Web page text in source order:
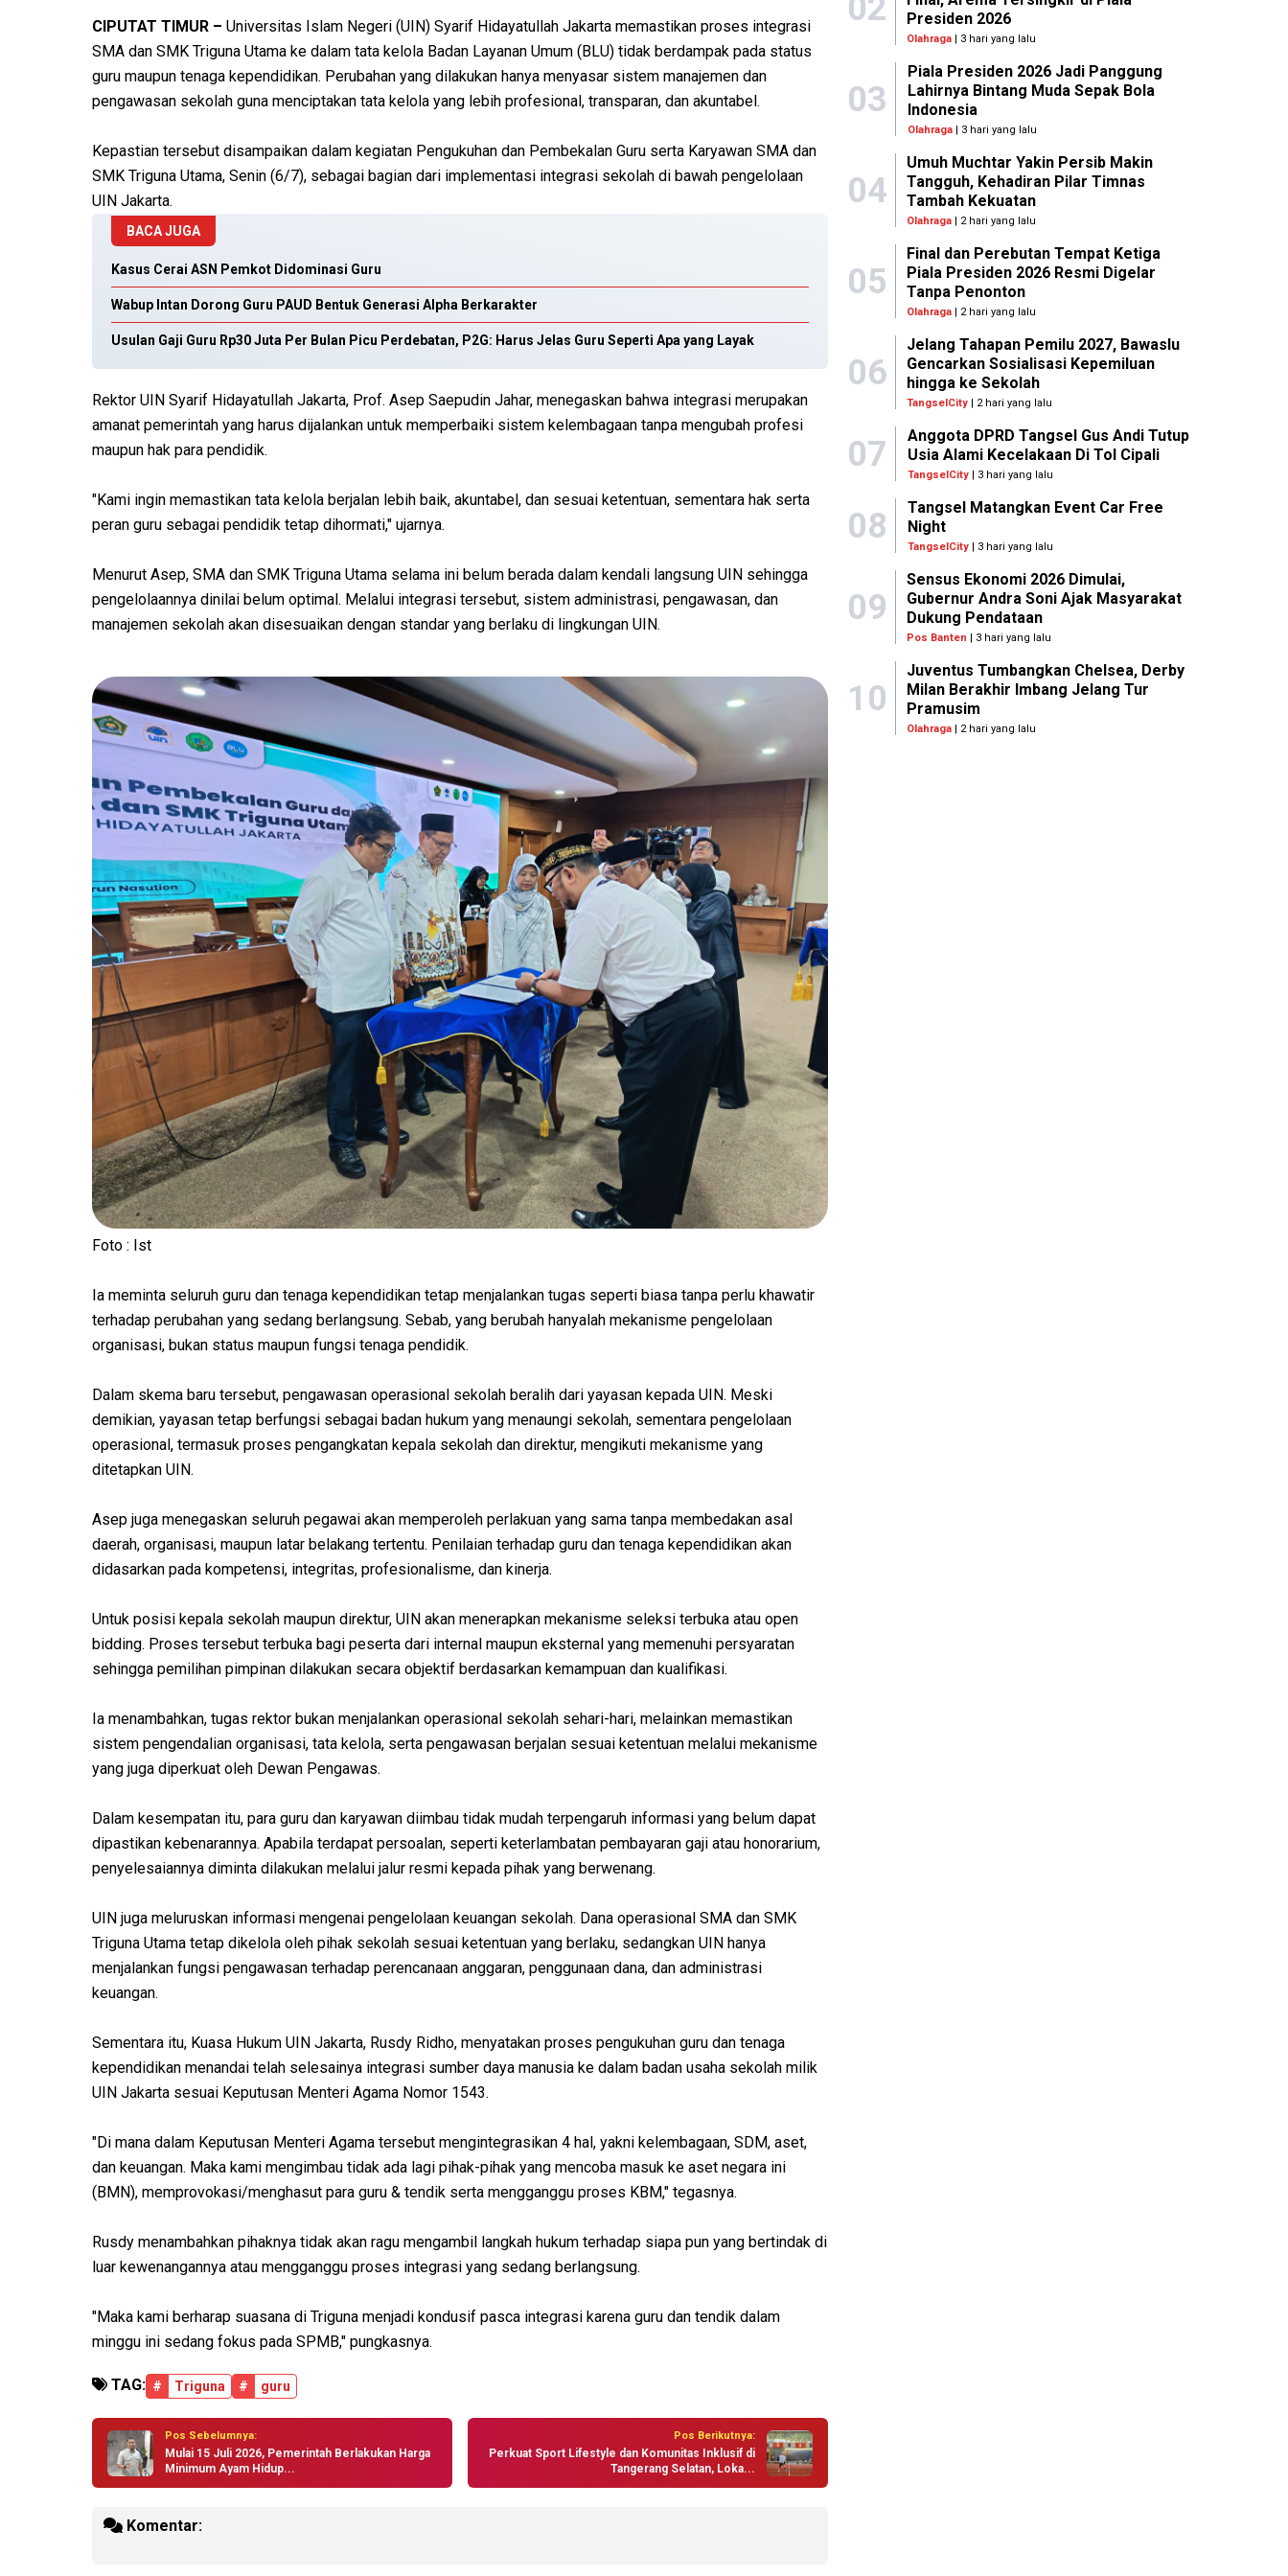
CIPUTAT TIMUR – Universitas Islam Negeri (UIN) Syarif Hidayatullah Jakarta memastikan proses integrasi
SMA dan SMK Triguna Utama ke dalam tata kelola Badan Layanan Umum (BLU) tidak berdampak pada status
guru maupun tenaga kependidikan. Perubahan yang dilakukan hanya menyasar sistem manajemen dan
pengawasan sekolah guna menciptakan tata kelola yang lebih profesional, transparan, dan akuntabel.
Kepastian tersebut disampaikan dalam kegiatan Pengukuhan dan Pembekalan Guru serta Karyawan SMA dan
SMK Triguna Utama, Senin (6/7), sebagai bagian dari implementasi integrasi sekolah di bawah pengelolaan
UIN Jakarta.
BACA JUGA
Kasus Cerai ASN Pemkot Didominasi Guru
Wabup Intan Dorong Guru PAUD Bentuk Generasi Alpha Berkarakter
Usulan Gaji Guru Rp30 Juta Per Bulan Picu Perdebatan, P2G: Harus Jelas Guru Seperti Apa yang Layak
Rektor UIN Syarif Hidayatullah Jakarta, Prof. Asep Saepudin Jahar, menegaskan bahwa integrasi merupakan
amanat pemerintah yang harus dijalankan untuk memperbaiki sistem kelembagaan tanpa mengubah profesi
maupun hak para pendidik.
"Kami ingin memastikan tata kelola berjalan lebih baik, akuntabel, dan sesuai ketentuan, sementara hak serta
peran guru sebagai pendidik tetap dihormati," ujarnya.
Menurut Asep, SMA dan SMK Triguna Utama selama ini belum berada dalam kendali langsung UIN sehingga
pengelolaannya dinilai belum optimal. Melalui integrasi tersebut, sistem administrasi, pengawasan, dan
manajemen sekolah akan disesuaikan dengan standar yang berlaku di lingkungan UIN.
Foto : Ist
Ia meminta seluruh guru dan tenaga kependidikan tetap menjalankan tugas seperti biasa tanpa perlu khawatir
terhadap perubahan yang sedang berlangsung. Sebab, yang berubah hanyalah mekanisme pengelolaan
organisasi, bukan status maupun fungsi tenaga pendidik.
Dalam skema baru tersebut, pengawasan operasional sekolah beralih dari yayasan kepada UIN. Meski
demikian, yayasan tetap berfungsi sebagai badan hukum yang menaungi sekolah, sementara pengelolaan
operasional, termasuk proses pengangkatan kepala sekolah dan direktur, mengikuti mekanisme yang
ditetapkan UIN.
Asep juga menegaskan seluruh pegawai akan memperoleh perlakuan yang sama tanpa membedakan asal
daerah, organisasi, maupun latar belakang tertentu. Penilaian terhadap guru dan tenaga kependidikan akan
didasarkan pada kompetensi, integritas, profesionalisme, dan kinerja.
Untuk posisi kepala sekolah maupun direktur, UIN akan menerapkan mekanisme seleksi terbuka atau open
bidding. Proses tersebut terbuka bagi peserta dari internal maupun eksternal yang memenuhi persyaratan
sehingga pemilihan pimpinan dilakukan secara objektif berdasarkan kemampuan dan kualifikasi.
Ia menambahkan, tugas rektor bukan menjalankan operasional sekolah sehari-hari, melainkan memastikan
sistem pengendalian organisasi, tata kelola, serta pengawasan berjalan sesuai ketentuan melalui mekanisme
yang juga diperkuat oleh Dewan Pengawas.
Dalam kesempatan itu, para guru dan karyawan diimbau tidak mudah terpengaruh informasi yang belum dapat
dipastikan kebenarannya. Apabila terdapat persoalan, seperti keterlambatan pembayaran gaji atau honorarium,
penyelesaiannya diminta dilakukan melalui jalur resmi kepada pihak yang berwenang.
UIN juga meluruskan informasi mengenai pengelolaan keuangan sekolah. Dana operasional SMA dan SMK
Triguna Utama tetap dikelola oleh pihak sekolah sesuai ketentuan yang berlaku, sedangkan UIN hanya
menjalankan fungsi pengawasan terhadap perencanaan anggaran, penggunaan dana, dan administrasi
keuangan.
Sementara itu, Kuasa Hukum UIN Jakarta, Rusdy Ridho, menyatakan proses pengukuhan guru dan tenaga
kependidikan menandai telah selesainya integrasi sumber daya manusia ke dalam badan usaha sekolah milik
UIN Jakarta sesuai Keputusan Menteri Agama Nomor 1543.
"Di mana dalam Keputusan Menteri Agama tersebut mengintegrasikan 4 hal, yakni kelembagaan, SDM, aset,
dan keuangan. Maka kami mengimbau tidak ada lagi pihak-pihak yang mencoba masuk ke aset negara ini
(BMN), memprovokasi/menghasut para guru & tendik serta mengganggu proses KBM," tegasnya.
Rusdy menambahkan pihaknya tidak akan ragu mengambil langkah hukum terhadap siapa pun yang bertindak di
luar kewenangannya atau mengganggu proses integrasi yang sedang berlangsung.
"Maka kami berharap suasana di Triguna menjadi kondusif pasca integrasi karena guru dan tendik dalam
minggu ini sedang fokus pada SPMB," pungkasnya.
TAG: # Triguna # guru
Pos Sebelumnya:
Mulai 15 Juli 2026, Pemerintah Berlakukan Harga
Minimum Ayam Hidup...
Pos Berikutnya:
Perkuat Sport Lifestyle dan Komunitas Inklusif di
Tangerang Selatan, Loka...
Komentar:
02
Presiden 2026
Olahraga | 3 hari yang lalu
03
Piala Presiden 2026 Jadi Panggung
Lahirnya Bintang Muda Sepak Bola
Indonesia
Olahraga| 3 hari yang lalu
04
Umuh Muchtar Yakin Persib Makin
Tangguh, Kehadiran Pilar Timnas
Tambah Kekuatan
Olahraga | 2 hari yang lalu
05
Final dan Perebutan Tempat Ketiga
Piala Presiden 2026 Resmi Digelar
Tanpa Penonton
Olahraga | 2 hari yang lalu
06
Jelang Tahapan Pemilu 2027, Bawaslu
Gencarkan Sosialisasi Kepemiluan
hingga ke Sekolah
TangselCity | 2 hari yang lalu
07
Anggota DPRD Tangsel Gus Andi Tutup
Usia Alami Kecelakaan Di Tol Cipali
TangselCity| 3 hari yang lalu
08
Tangsel Matangkan Event Car Free
Night
TangselCity| 3 hari yang lalu
09
Sensus Ekonomi 2026 Dimulai,
Gubernur Andra Soni Ajak Masyarakat
Dukung Pendataan
Pos Banten | 3 hari yang lalu
10
Juventus Tumbangkan Chelsea, Derby
Milan Berakhir Imbang Jelang Tur
Pramusim
Olahraga | 2 hari yang lalu